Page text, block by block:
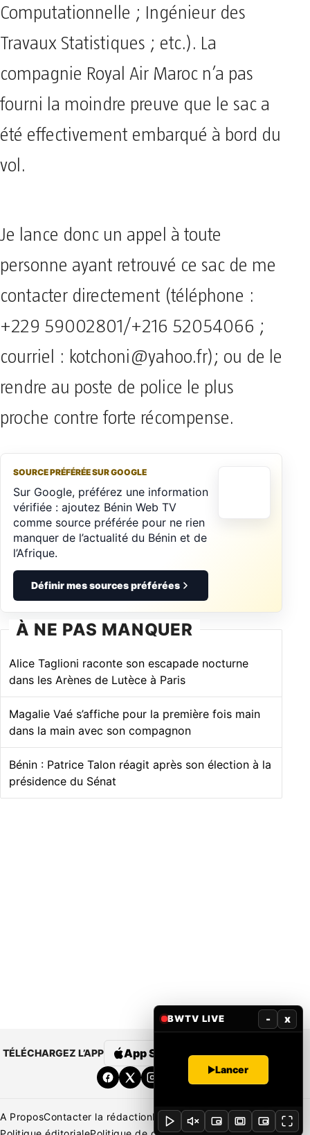
Computationnelle ; Ingénieur des
Travaux Statistiques ; etc.). La
compagnie Royal Air Maroc n’a pas
fourni la moindre preuve que le sac a
été effectivement embarqué à bord du
vol.
Je lance donc un appel à toute
personne ayant retrouvé ce sac de me
contacter directement (téléphone :
+229 59002801/+216 52054066 ;
courriel : kotchoni@yahoo.fr); ou de le
rendre au poste de police le plus
proche contre forte récompense.
SOURCE PRÉFÉRÉE SUR GOOGLE
Sur Google, préférez une information
vérifiée : ajoutez Bénin Web TV
comme source préférée pour ne rien
manquer de l’actualité du Bénin et de
l’Afrique.
Définir mes sources préférées
À NE PAS MANQUER
Alice Taglioni raconte son escapade nocturne
dans les Arènes de Lutèce à Paris
Magalie Vaé s’affiche pour la première fois main
dans la main avec son compagnon
Bénin : Patrice Talon réagit après son élection à la
présidence du Sénat
TÉLÉCHARGEZ L’APP App Store Google Play
A ProposContacter la rédactionRédaction Mentions légales
BWTV LIVE - x
Lancer